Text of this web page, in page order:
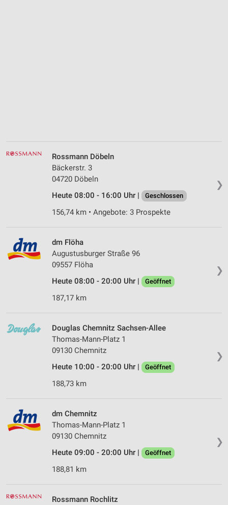
❯
Rossmann Döbeln
Bäckerstr. 3
04720 Döbeln
Heute 08:00 - 16:00 Uhr |
Geschlossen
156,74 km • Angebote: 3 Prospekte
❯
dm Flöha
Augustusburger Straße 96
09557 Flöha
Heute 08:00 - 20:00 Uhr |
Geöffnet
187,17 km
❯
Douglas Chemnitz Sachsen-Allee
Thomas-Mann-Platz 1
09130 Chemnitz
Heute 10:00 - 20:00 Uhr |
Geöffnet
188,73 km
❯
dm Chemnitz
Thomas-Mann-Platz 1
09130 Chemnitz
Heute 09:00 - 20:00 Uhr |
Geöffnet
188,81 km
Rossmann Rochlitz